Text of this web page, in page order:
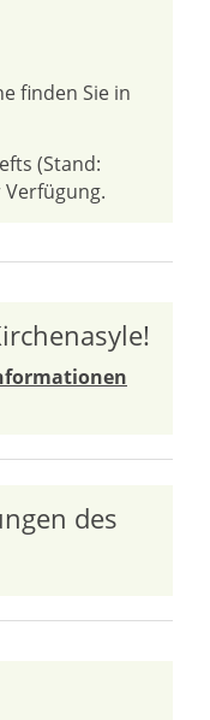
finden Sie in
(Stand:
Verfügung.
des